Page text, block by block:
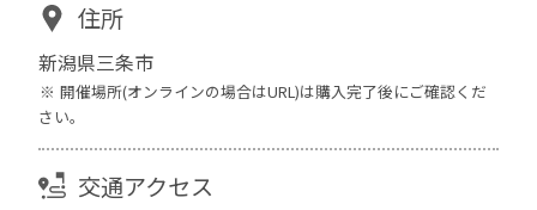
住所
新潟県三条市
開催場所(オンラインの場合はURL)は購入完了後にご確認くだ
さい。
交通アクセス